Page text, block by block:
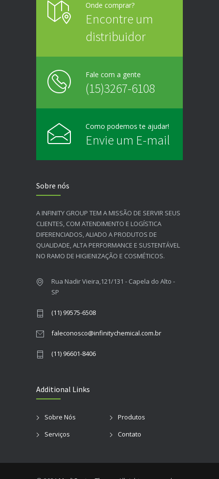
Onde comprar?
Encontre um
distribuidor
Fale com a gente
(15)3267-6108
Como podemos te ajudar!
Envie um E-mail
Sobre nós
A INFINITY GROUP TEM A MISSÃO DE SERVIR SEUS
CLIENTES, COM ATENDIMENTO E LOGÍSTICA
DIFERENCIADOS, ALIADO A PRODUTOS DE
QUALIDADE, ALTA PERFORMANCE E SUSTENTÁVEL
NO RAMO DE HIGIENIZAÇÃO E COSMÉTICOS.​
Rua Nadir Vieira,121/131 - Capela do Alto -
SP
(11) 99575-6508
faleconosco@infinitychemical.com.br
(11) 96601-8406
Additional Links
Sobre Nós
Produtos
Serviços
Contato